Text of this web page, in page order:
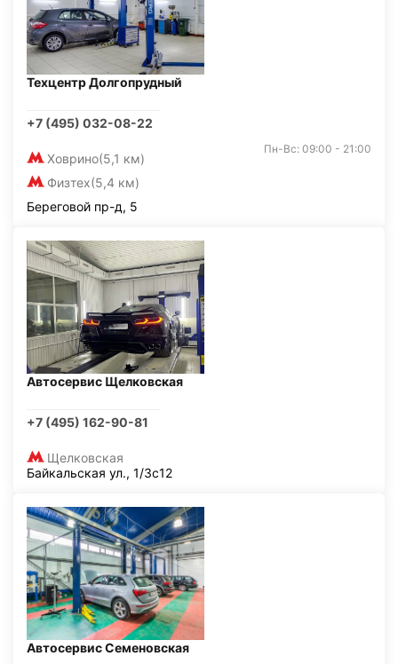
Техцентр Долгопрудный
+7 (495) 032-08-22
Ховрино(5,1 км)
Физтех(5,4 км)
Пн-Вс: 09:00 - 21:00
Береговой пр-д, 5
Автосервис Щелковская
+7 (495) 162-90-81
Щелковская
Байкальская ул., 1/3с12
Автосервис Семеновская